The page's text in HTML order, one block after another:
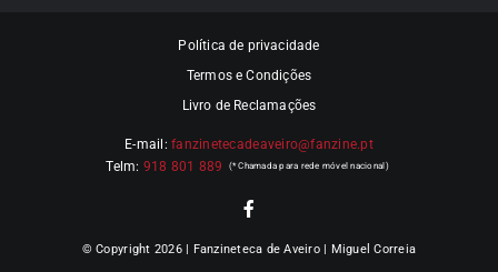
Política de privacidade
Termos e Condições
Livro de Reclamações
E-mail:fanzinetecadeaveiro@fanzine.pt
Telm: 918 801 889
© Copyright 2026 | Fanzineteca de Aveiro | Miguel Correia